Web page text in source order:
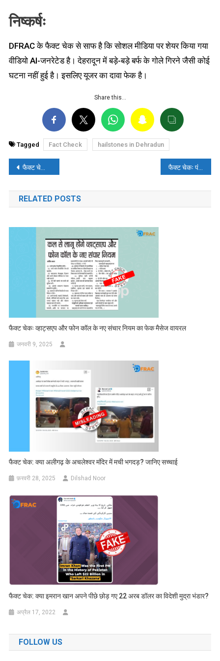
निष्कर्षः
DFRAC के फैक्ट चेक से साफ है कि सोशल मीडिया पर शेयर किया गया
वीडियो AI-जनरेटेड है। देहरादून में बड़े-बड़े बर्फ के गोले गिरने जैसी कोई
घटना नहीं हुई है। इसलिए यूजर का दावा फेक है।
Share this…
Tagged Fact Check hailstones in Dehradun
पोस्ट
नेविगेशन
फैक्ट चेकः स्क्रिप्टेड वीडियो के साथ लव जिहाद में हिन्दू युवती की प्रताड़ना का भ्रामक दावा किया गया
RELATED POSTS
फैक्ट चेकः व्हाट्सएप और फोन कॉल के नए संचार नियम का फेक मैसेज वायरल
जनवरी 9, 2025
फैक्ट चेक: क्या अलीगढ़ के अचलेश्वर मंदिर में मची भगदड़? जानिए सच्चाई
फ़रवरी 28, 2025 Dilshad Noor
फैक्ट चेक: क्या इमरान खान अपने पीछे छोड़ गए 22 अरब डॉलर का विदेशी मुद्रा भंडार?
अप्रैल 17, 2022
FOLLOW US